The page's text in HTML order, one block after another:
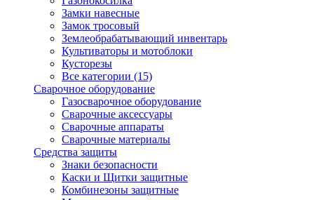
Замки навесные
Замок тросовый
Землеобрабатывающий инвентарь
Культиваторы и мотоблоки
Кусторезы
Все категории (15)
Сварочное оборудование
Газосварочное оборудование
Сварочные аксессуары
Сварочные аппараты
Сварочные материалы
Средства защиты
Знаки безопасности
Каски и Щитки защитные
Комбинезоны защитные